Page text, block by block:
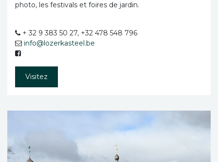
photo, les festivals et foires de jardin.
+ 32 9 383 50 27, +32 478 548 796
info@lozerkasteel.be
Visitez